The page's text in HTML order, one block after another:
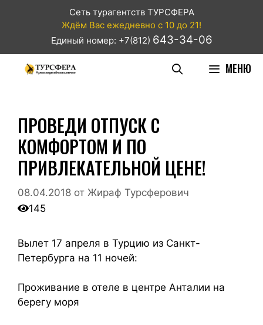
Сеть турагентств ТУРСФЕРА
Ждём Вас ежедневно с 10 до 21!
Единый номер: +7(812) 643-34-06
МЕНЮ
ПРОВЕДИ ОТПУСК С
КОМФОРТОМ И ПО
ПРИВЛЕКАТЕЛЬНОЙ ЦЕНЕ!
08.04.2018 от Жираф Турсферович
145
Вылет 17 апреля в Турцию из Санкт-
Петербурга на 11 ночей:
Проживание в отеле в центре Анталии на
берегу моря